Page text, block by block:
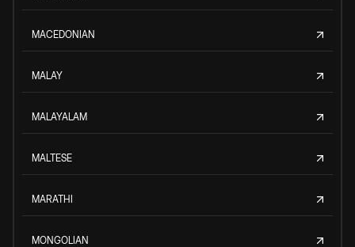
MACEDONIAN
MALAY
MALAYALAM
MALTESE
MARATHI
MONGOLIAN